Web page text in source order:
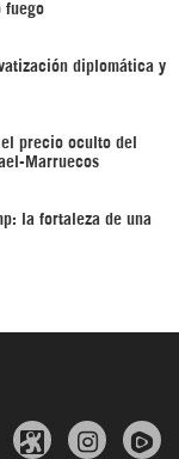
fuego
diplomática y
precio oculto del
Marruecos
la fortaleza de una
 